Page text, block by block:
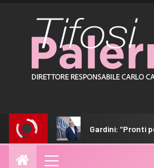
Gardini: “Pronti per essere